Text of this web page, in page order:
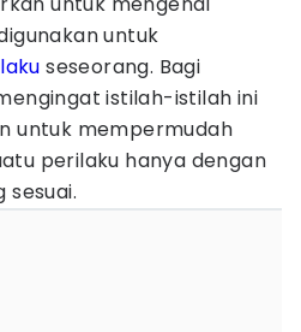
untuk
seseorang. Bagi
istilah-istilah ini
untuk mempermudah
perilaku hanya dengan
sesuai.